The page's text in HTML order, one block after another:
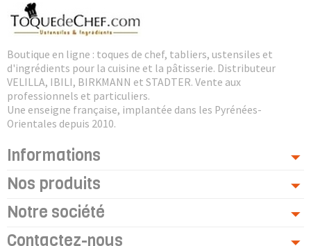
Boutique en ligne : toques de chef, tabliers, ustensiles et
d'ingrédients pour la cuisine et la pâtisserie. Distributeur
VELILLA, IBILI, BIRKMANN et STADTER. Vente aux
professionnels et particuliers.
Une enseigne française, implantée dans les Pyrénées-
Orientales depuis 2010.
Informations
Nos produits
Notre société
Contactez-nous